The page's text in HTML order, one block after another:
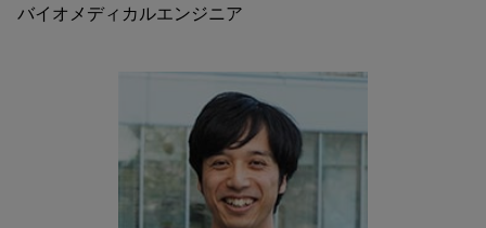
バイオメディカルエンジニア